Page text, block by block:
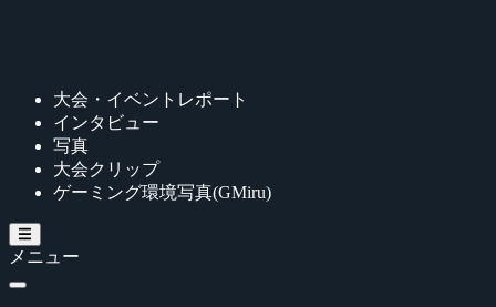
大会・イベントレポート
インタビュー
写真
大会クリップ
ゲーミング環境写真(GMiru)
メニュー